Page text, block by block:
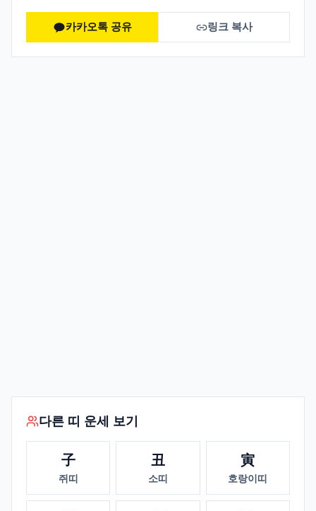
카카오톡 공유 링크 복사
다른 띠 운세 보기
子
쥐띠
丑
소띠
寅
호랑이띠